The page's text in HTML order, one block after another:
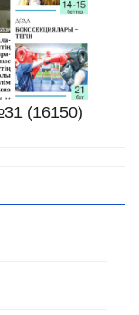
(16150)